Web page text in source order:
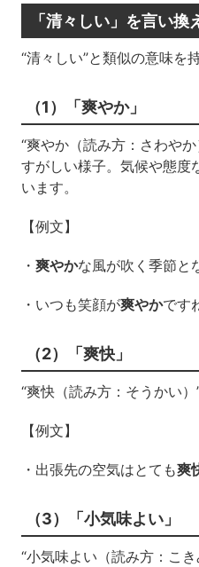
「清々しい」を言い換
“清々しい”と類似の意味を
（1）「爽やか」
“爽やか（読み方：さわや
すがしい様子。気候や態度
います。
【例文】
・ 爽やかな風が吹く季節と
・いつも笑顔が爽やかです
（2）「爽快」
“爽快（読み方：そうかい）
【例文】
・出張先の空気はとても爽
（3）「小気味よい」
“小気味よい（読み方：こ